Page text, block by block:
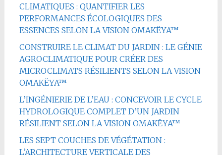
CLIMATIQUES : QUANTIFIER LES
PERFORMANCES ÉCOLOGIQUES DES
ESSENCES SELON LA VISION OMAKËYA™
CONSTRUIRE LE CLIMAT DU JARDIN : LE GÉNIE
AGROCLIMATIQUE POUR CRÉER DES
MICROCLIMATS RÉSILIENTS SELON LA VISION
OMAKËYA™
L’INGÉNIERIE DE L’EAU : CONCEVOIR LE CYCLE
HYDROLOGIQUE COMPLET D’UN JARDIN
RÉSILIENT SELON LA VISION OMAKËYA™
LES SEPT COUCHES DE VÉGÉTATION :
L’ARCHITECTURE VERTICALE DES